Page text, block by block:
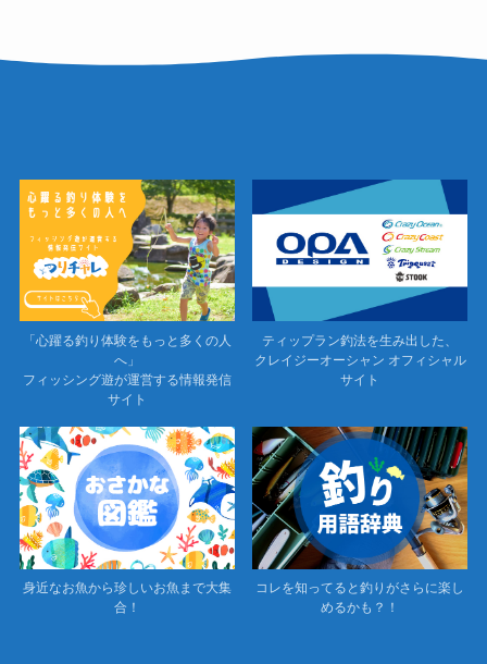
「心躍る釣り体験をもっと多くの人
へ」
フィッシング遊が運営する情報発信
サイト
ティップラン釣法を生み出した、
クレイジーオーシャン オフィシャル
サイト
身近なお魚から珍しいお魚まで大集
合！
コレを知ってると釣りがさらに楽し
めるかも？！